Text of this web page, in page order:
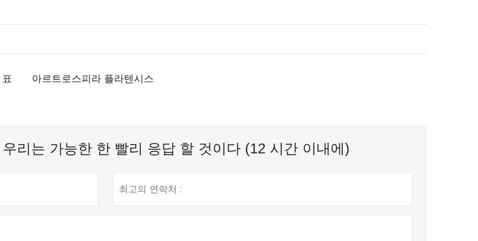
아르트로스피라 플라텐시스
리는 가능한 한 빨리 응답 할 것이다 (12 시간 이내에)